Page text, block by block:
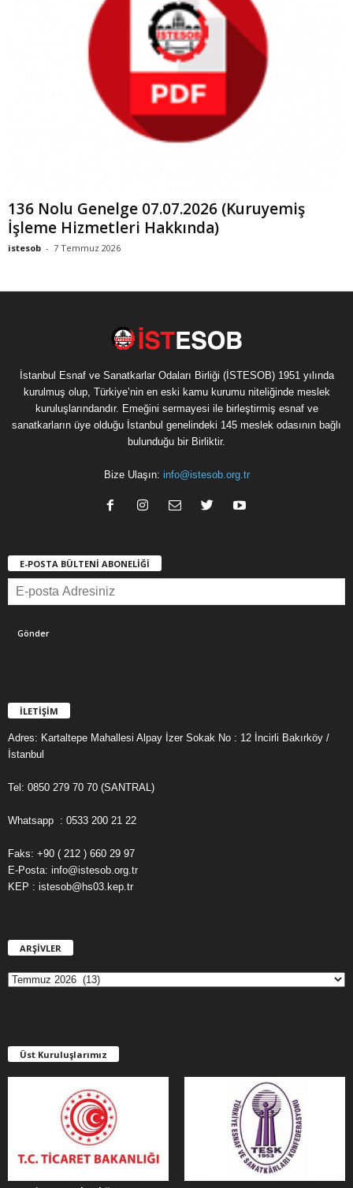
136 Nolu Genelge 07.07.2026 (Kuruyemiş
İşleme Hizmetleri Hakkında)
istesob - 7 Temmuz 2026
İstanbul Esnaf ve Sanatkarlar Odaları Birliği (İSTESOB) 1951 yılında
kurulmuş olup, Türkiye’nin en eski kamu kurumu niteliğinde meslek
kuruluşlarındandır. Emeğini sermayesi ile birleştirmiş esnaf ve
sanatkarların üye olduğu İstanbul genelindeki 145 meslek odasının bağlı
bulunduğu bir Birliktir.
Bize Ulaşın: info@istesob.org.tr
E-POSTA BÜLTENİ ABONELİĞİ
İLETİŞİM
Adres: Kartaltepe Mahallesi Alpay İzer Sokak No : 12 İncirli Bakırköy /
İstanbul
Tel: 0850 279 70 70 (SANTRAL)
Whatsapp : 0533 200 21 22
Faks: +90 ( 212 ) 660 29 97
E-Posta: info@istesob.org.tr
KEP : istesob@hs03.kep.tr
ARŞİVLER
Ş
E
R
Üst Kuruluşlarımız